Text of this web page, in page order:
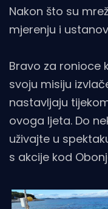
Nakon što su
mjerenju i
Bravo za ronioce
svoju misiju
nastavljaju
ovoga ljeta. Do
uživajte u
s akcije kod